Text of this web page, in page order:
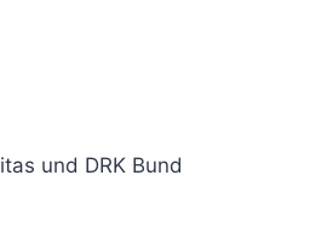
und DRK Bund